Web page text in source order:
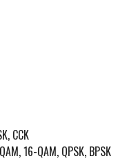
CCK
16-QAM, QPSK, BPSK